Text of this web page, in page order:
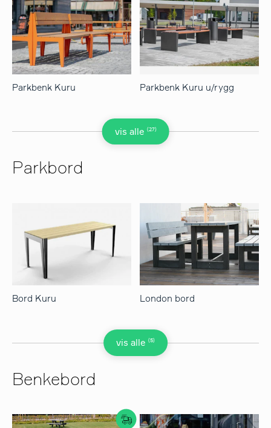
vis alle (27)
Parkbenk Kuru Parkbenk Kuru u/rygg
Parkbord
vis alle (5)
Bord Kuru London bord
Benkebord